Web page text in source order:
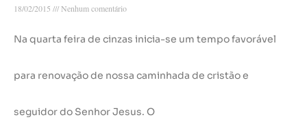
18/02/2015 Nenhum comentário
Na quarta feira de cinzas inicia-se um tempo favorável
para renovação de nossa caminhada de cristão e
seguidor do Senhor Jesus. O